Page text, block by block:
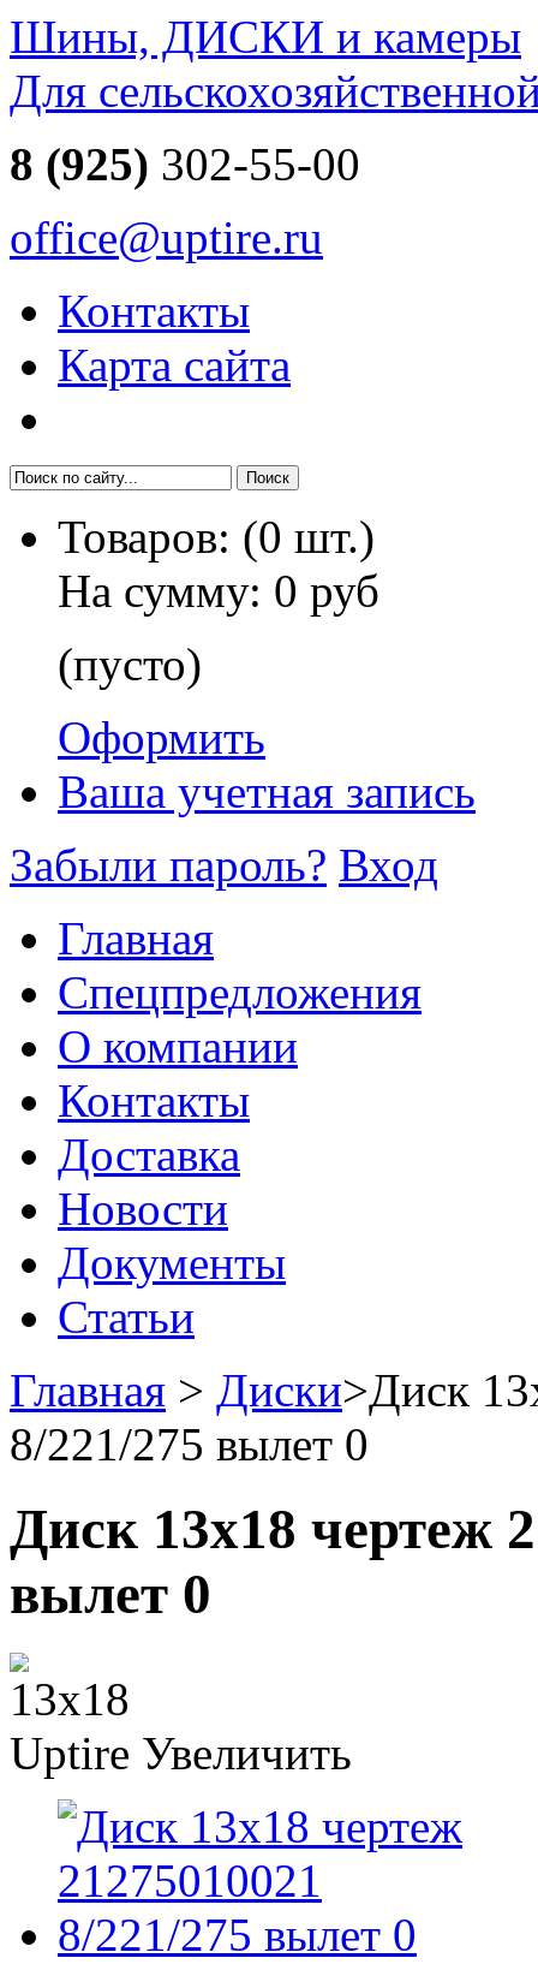
Шины, ДИСКИ и камеры
Для
8 (925) 302-55-00
office@uptire.ru
Контакты
Карта сайта
Товаров: (0 шт.)
На сумму: 0 руб
(пусто)
Оформить
Ваша учетная запись
Забыли пароль? Вход
Главная
Спецпредложения
О компании
Контакты
Доставка
Новости
Документы
Статьи
Главная > Диски>Диск
8/221/275 вылет 0
Диск 13x18 чертеж
вылет 0
Увеличить